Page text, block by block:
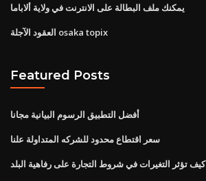
يمكنك ملف البطالة على الانترنت في ولاية ألاباما
العقود الآجلة osaka topix
Featured Posts
أفضل التطبيق الرسوم البيانية مجانا
سعر اقتطاع محدود للشركه المتداولة علنا
كيف تؤثر التغيرات في شروط التجارة على رفاهية البلد